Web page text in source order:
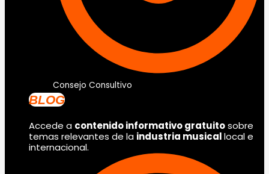
Consejo Consultivo
BLOG
Accede a contenido informativo gratuitosobre
temas relevantes de la industria musicallocal e
internacional.